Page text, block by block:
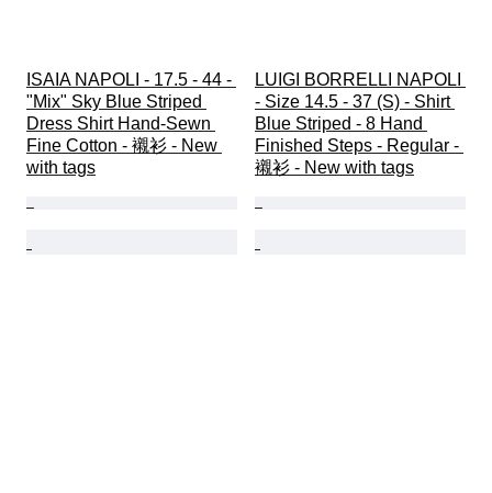
ISAIA NAPOLI - 17.5 - 44 -
"Mix" Sky Blue Striped
Dress Shirt Hand-Sewn
Fine Cotton - 襯衫 - New
with tags
LUIGI BORRELLI NAPOLI
- Size 14.5 - 37 (S) - Shirt
Blue Striped - 8 Hand
Finished Steps - Regular -
襯衫 - New with tags